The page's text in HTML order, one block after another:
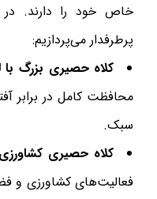
خاص خود را دارند. در
پرطرفدار می‌پردازیم:
کلاه حصیری بزرگ با
محافظت کامل در برابر
سبک.
کلاه حصیری
فعالیت‌های کشاورزی و